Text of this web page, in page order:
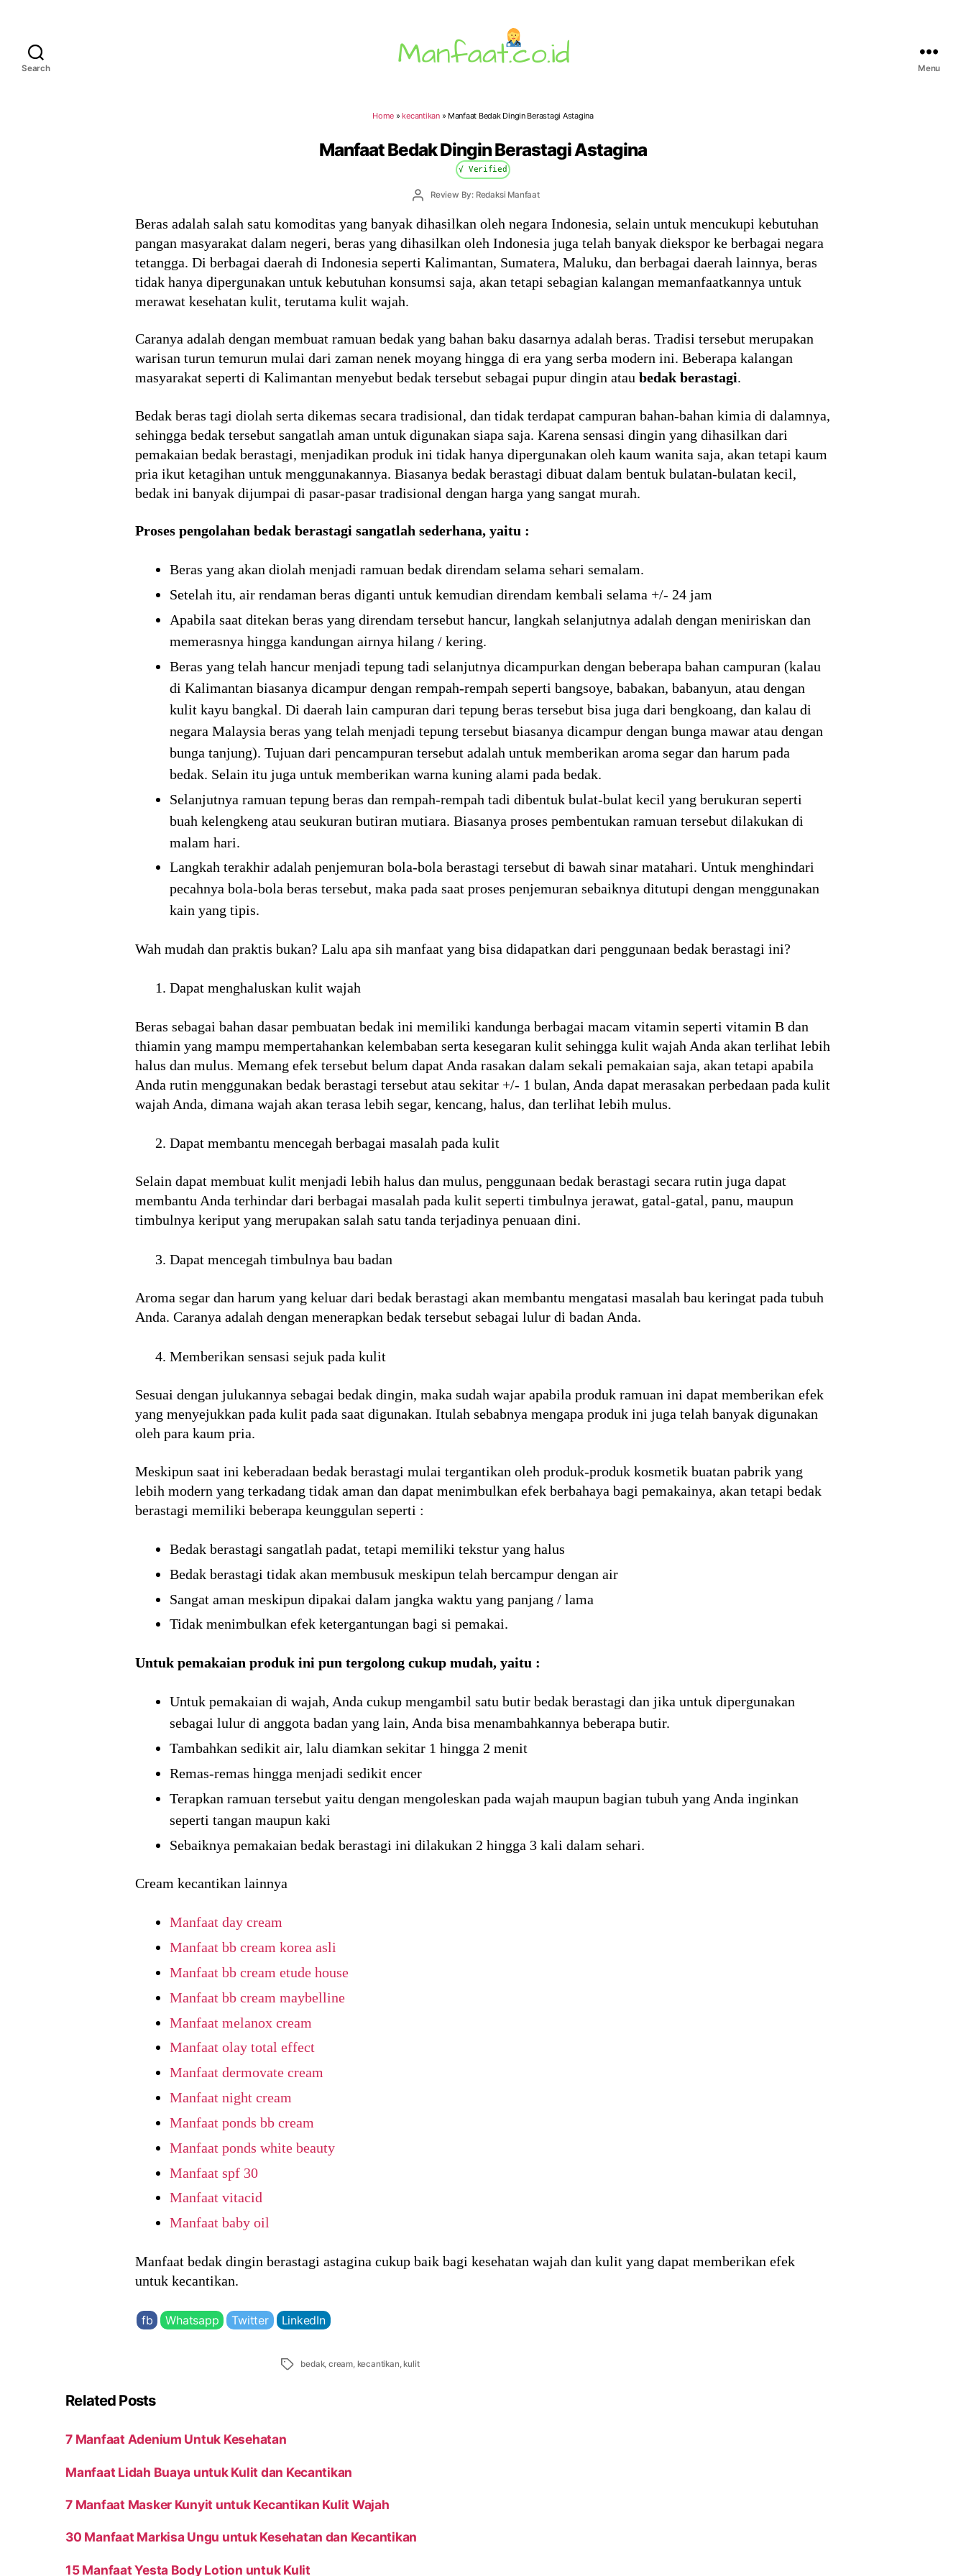
Search Menu
Home »kecantikan» Manfaat Bedak Dingin Berastagi Astagina
Manfaat Bedak Dingin Berastagi Astagina
√ Verified
PostReview By: Redaksi Manfaat
Beras adalah salah satu komoditas yang banyak dihasilkan oleh negara Indonesia, selain untuk mencukupi kebutuhan
pangan masyarakat dalam negeri, beras yang dihasilkan oleh Indonesia juga telah banyak diekspor ke berbagai negara
tetangga. Di berbagai daerah di Indonesia seperti Kalimantan, Sumatera, Maluku, dan berbagai daerah lainnya, beras
tidak hanya dipergunakan untuk kebutuhan konsumsi saja, akan tetapi sebagian kalangan memanfaatkannya untuk
merawat kesehatan kulit, terutama kulit wajah.
Caranya adalah dengan membuat ramuan bedak yang bahan baku dasarnya adalah beras. Tradisi tersebut merupakan
warisan turun temurun mulai dari zaman nenek moyang hingga di era yang serba modern ini. Beberapa kalangan
masyarakat seperti di Kalimantan menyebut bedak tersebut sebagai pupur dingin atau bedak berastagi.
Bedak beras tagi diolah serta dikemas secara tradisional, dan tidak terdapat campuran bahan-bahan kimia di dalamnya,
sehingga bedak tersebut sangatlah aman untuk digunakan siapa saja. Karena sensasi dingin yang dihasilkan dari
pemakaian bedak berastagi, menjadikan produk ini tidak hanya dipergunakan oleh kaum wanita saja, akan tetapi kaum
pria ikut ketagihan untuk menggunakannya. Biasanya bedak berastagi dibuat dalam bentuk bulatan-bulatan kecil,
bedak ini banyak dijumpai di pasar-pasar tradisional dengan harga yang sangat murah.
Proses pengolahan bedak berastagi sangatlah sederhana, yaitu :
Beras yang akan diolah menjadi ramuan bedak direndam selama sehari semalam.
Setelah itu, air rendaman beras diganti untuk kemudian direndam kembali selama +/- 24 jam
Apabila saat ditekan beras yang direndam tersebut hancur, langkah selanjutnya adalah dengan meniriskan dan
memerasnya hingga kandungan airnya hilang / kering.
Beras yang telah hancur menjadi tepung tadi selanjutnya dicampurkan dengan beberapa bahan campuran (kalau
di Kalimantan biasanya dicampur dengan rempah-rempah seperti bangsoye, babakan, babanyun, atau dengan
kulit kayu bangkal. Di daerah lain campuran dari tepung beras tersebut bisa juga dari bengkoang, dan kalau di
negara Malaysia beras yang telah menjadi tepung tersebut biasanya dicampur dengan bunga mawar atau dengan
bunga tanjung). Tujuan dari pencampuran tersebut adalah untuk memberikan aroma segar dan harum pada
bedak. Selain itu juga untuk memberikan warna kuning alami pada bedak.
Selanjutnya ramuan tepung beras dan rempah-rempah tadi dibentuk bulat-bulat kecil yang berukuran seperti
buah kelengkeng atau seukuran butiran mutiara. Biasanya proses pembentukan ramuan tersebut dilakukan di
malam hari.
Langkah terakhir adalah penjemuran bola-bola berastagi tersebut di bawah sinar matahari. Untuk menghindari
pecahnya bola-bola beras tersebut, maka pada saat proses penjemuran sebaiknya ditutupi dengan menggunakan
kain yang tipis.
Wah mudah dan praktis bukan? Lalu apa sih manfaat yang bisa didapatkan dari penggunaan bedak berastagi ini?
Dapat menghaluskan kulit wajah
Beras sebagai bahan dasar pembuatan bedak ini memiliki kandunga berbagai macam vitamin seperti vitamin B dan
thiamin yang mampu mempertahankan kelembaban serta kesegaran kulit sehingga kulit wajah Anda akan terlihat lebih
halus dan mulus. Memang efek tersebut belum dapat Anda rasakan dalam sekali pemakaian saja, akan tetapi apabila
Anda rutin menggunakan bedak berastagi tersebut atau sekitar +/- 1 bulan, Anda dapat merasakan perbedaan pada kulit
wajah Anda, dimana wajah akan terasa lebih segar, kencang, halus, dan terlihat lebih mulus.
Dapat membantu mencegah berbagai masalah pada kulit
Selain dapat membuat kulit menjadi lebih halus dan mulus, penggunaan bedak berastagi secara rutin juga dapat
membantu Anda terhindar dari berbagai masalah pada kulit seperti timbulnya jerawat, gatal-gatal, panu, maupun
timbulnya keriput yang merupakan salah satu tanda terjadinya penuaan dini.
Dapat mencegah timbulnya bau badan
Aroma segar dan harum yang keluar dari bedak berastagi akan membantu mengatasi masalah bau keringat pada tubuh
Anda. Caranya adalah dengan menerapkan bedak tersebut sebagai lulur di badan Anda.
Memberikan sensasi sejuk pada kulit
Sesuai dengan julukannya sebagai bedak dingin, maka sudah wajar apabila produk ramuan ini dapat memberikan efek
yang menyejukkan pada kulit pada saat digunakan. Itulah sebabnya mengapa produk ini juga telah banyak digunakan
oleh para kaum pria.
Meskipun saat ini keberadaan bedak berastagi mulai tergantikan oleh produk-produk kosmetik buatan pabrik yang
lebih modern yang terkadang tidak aman dan dapat menimbulkan efek berbahaya bagi pemakainya, akan tetapi bedak
berastagi memiliki beberapa keunggulan seperti :
Bedak berastagi sangatlah padat, tetapi memiliki tekstur yang halus
Bedak berastagi tidak akan membusuk meskipun telah bercampur dengan air
Sangat aman meskipun dipakai dalam jangka waktu yang panjang / lama
Tidak menimbulkan efek ketergantungan bagi si pemakai.
Untuk pemakaian produk ini pun tergolong cukup mudah, yaitu :
Untuk pemakaian di wajah, Anda cukup mengambil satu butir bedak berastagi dan jika untuk dipergunakan
sebagai lulur di anggota badan yang lain, Anda bisa menambahkannya beberapa butir.
Tambahkan sedikit air, lalu diamkan sekitar 1 hingga 2 menit
Remas-remas hingga menjadi sedikit encer
Terapkan ramuan tersebut yaitu dengan mengoleskan pada wajah maupun bagian tubuh yang Anda inginkan
seperti tangan maupun kaki
Sebaiknya pemakaian bedak berastagi ini dilakukan 2 hingga 3 kali dalam sehari.
Cream kecantikan lainnya
Manfaat day cream
Manfaat bb cream korea asli
Manfaat bb cream etude house
Manfaat bb cream maybelline
Manfaat melanox cream
Manfaat olay total effect
Manfaat dermovate cream
Manfaat night cream
Manfaat ponds bb cream
Manfaat ponds white beauty
Manfaat spf 30
Manfaat vitacid
Manfaat baby oil
Manfaat bedak dingin berastagi astagina cukup baik bagi kesehatan wajah dan kulit yang dapat memberikan efek
untuk kecantikan.
fb Whatsapp Twitter LinkedIn
Tags bedak,cream, kecantikan, kulit
Related Posts
7 Manfaat Adenium Untuk Kesehatan
Manfaat Lidah Buaya untuk Kulit dan Kecantikan
7 Manfaat Masker Kunyit untuk Kecantikan Kulit Wajah
30 Manfaat Markisa Ungu untuk Kesehatan dan Kecantikan
15 Manfaat Yesta Body Lotion untuk Kulit